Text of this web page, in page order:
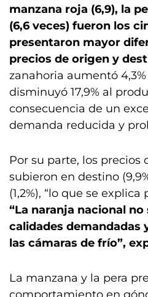
manzana roja (6,9), la
(6,6 veces) fueron los
presentaron mayor
precios de origen y
zanahoria aumentó
disminuyó 17,9% al
consecuencia de un
demanda reducida y
Por su parte, los
subieron en destino
(1,2%), “lo que se
“La naranja nacional
calidades demandadas
las cámaras de frío”,
La manzana y la pera